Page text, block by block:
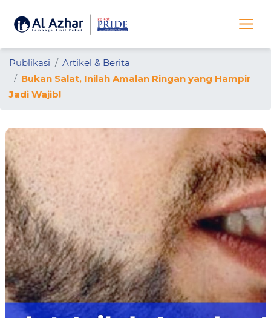
Publikasi
Artikel & Berita
Bukan Salat, Inilah Amalan Ringan yang Hampir
Jadi Wajib!